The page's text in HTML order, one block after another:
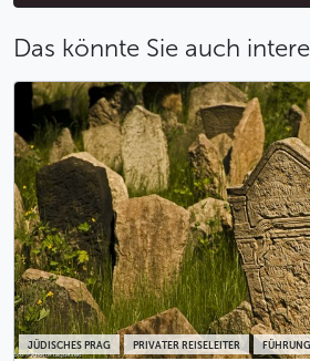
Das könnte Sie auch
JÜDISCHES PRAG PRIVATER REISELEITER FÜHRUNG